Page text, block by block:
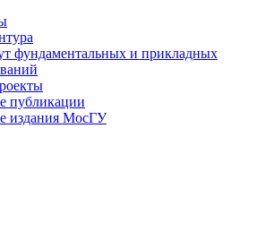
фундаментальных и прикладных
публикации
издания МосГУ